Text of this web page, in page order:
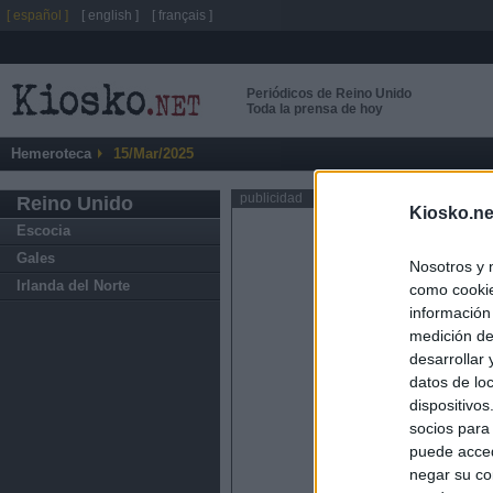
Nosotros y
como
medición
desarrollar
datos de
socios
puede
negar su
Periódicos de Reino Unido
Toda la prensa de hoy
Hemeroteca 15/Mar/2025
Reino Unido
Escocia
Gales
Irlanda del Norte
publicidad
[ español ] [ english ] [ français ]